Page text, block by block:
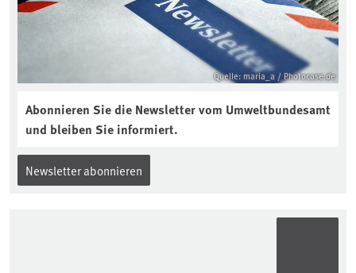
Quelle: maria_a / Photocase.de
Abonnieren Sie die Newsletter vom Umweltbundesamt
und bleiben Sie informiert.
Newsletter abonnieren